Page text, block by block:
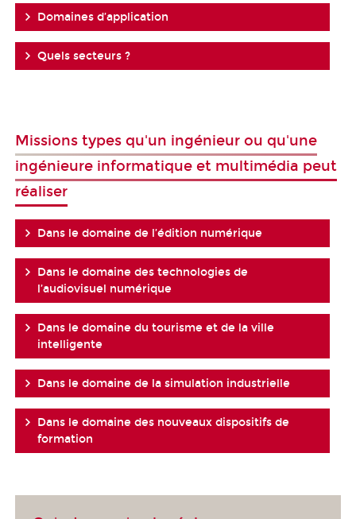
Domaines d’application
Quels secteurs ?
Missions types qu'un ingénieur ou qu'une
ingénieure informatique et multimédia peut
réaliser
Dans le domaine de l’édition numérique
Dans le domaine des technologies de
l’audiovisuel numérique
Dans le domaine du tourisme et de la ville
intelligente
Dans le domaine de la simulation industrielle
Dans le domaine des nouveaux dispositifs de
formation